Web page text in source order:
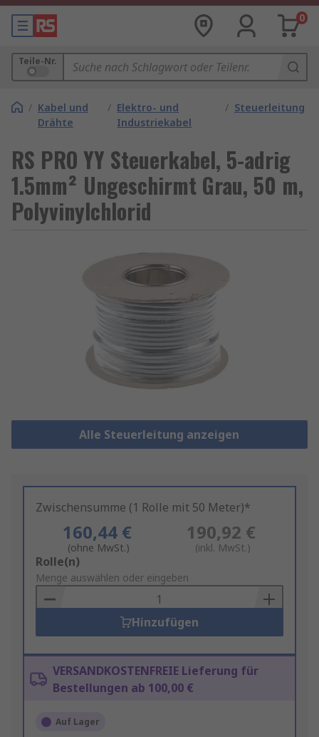
0
Teile-Nr.
/ Kabel und
Drähte
/ Elektro- und
Industriekabel
/ Steuerleitung
RS PRO YY Steuerkabel, 5-adrig
1.5mm² Ungeschirmt Grau, 50 m,
Polyvinylchlorid
Alle Steuerleitung anzeigen
Zwischensumme (1 Rolle mit 50 Meter)*
160,44 €
(ohne MwSt.)
190,92 €
(inkl. MwSt.)
Add
to
Basket
Rolle(n)
Menge auswählen oder eingeben
Hinzufügen
VERSANDKOSTENFREIE Lieferung für
Bestellungen ab 100,00 €
Auf Lager